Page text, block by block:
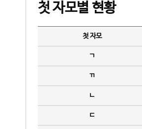
첫 자모별 현황
첫 자모
ㄱ
ㄲ
ㄴ
ㄷ